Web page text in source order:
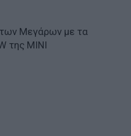
Μεγάρων με τα
της MINI